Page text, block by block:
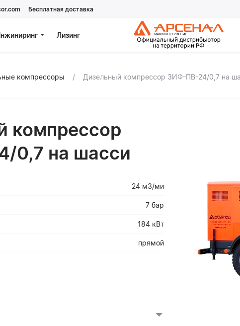
Бесплатная доставка
Лизинг
компрессоры Дизельный компрессор ЗИФ-ПВ-24/0,7 на
компрессор
0,7 на шасси
24 м3/ми
7 бар
184 кВт
прямой